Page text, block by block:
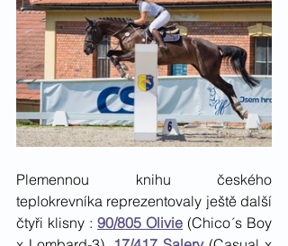
Plemennou knihu českého
teplokrevníka reprezentovaly ještě další
čtyři klisny : 90/805 Olivie (Chico´s Boy